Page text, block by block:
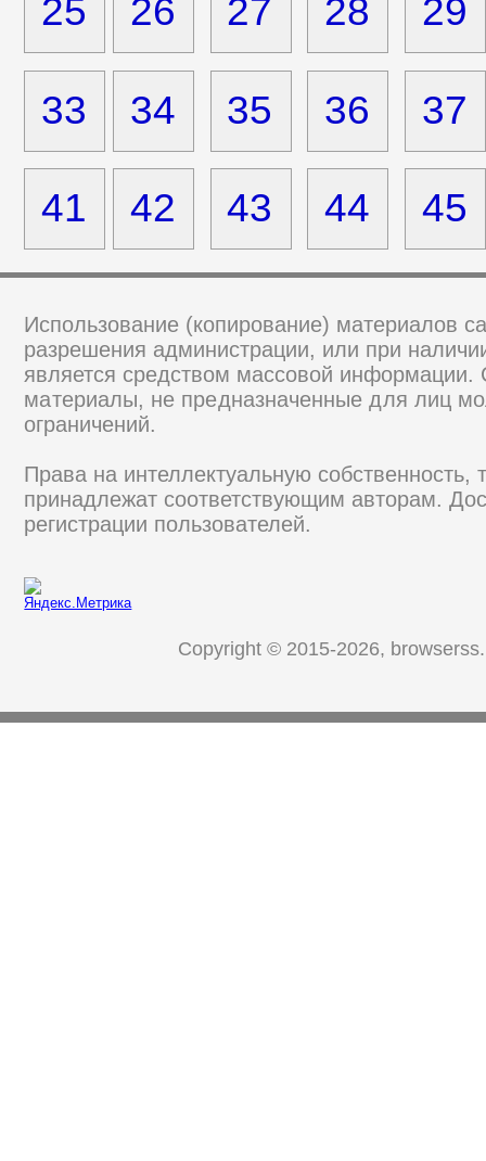
25 26 27 29
28
33 34 35 36 37
41 42 43 44 45
Использование (копирование) материалов
разрешения администрации, или при
является средством массовой информации.
материалы, не предназначенные для лиц
ограничений.
Права на интеллектуальную собственность,
принадлежат соответствующим авторам.
регистрации пользователей.
Copyright © 2015-2026,